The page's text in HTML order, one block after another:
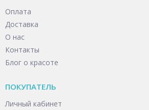
Оплата
Доставка
О нас
Контакты
Блог о красоте
ПОКУПАТЕЛЬ
Личный кабинет